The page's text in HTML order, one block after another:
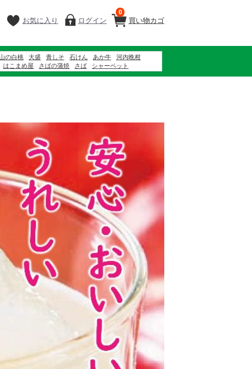
買い物カゴ
0
お気に入り ログイン
の白桃 大盛 青しそ 石けん あか牛
河内晩柑
はこまめ屋 さばの蒲焼 さば
シャーベット